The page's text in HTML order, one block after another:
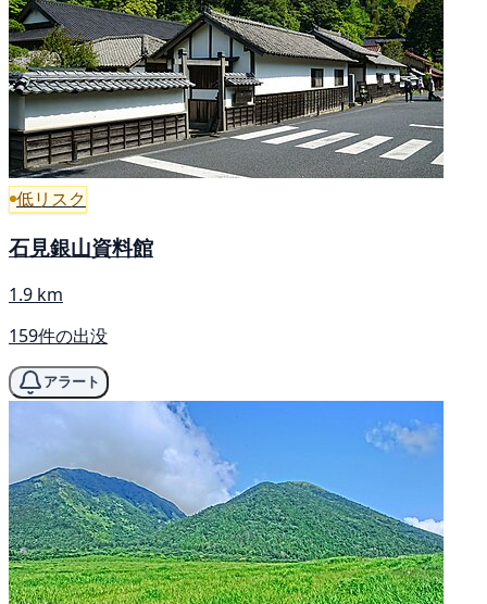
低リスク
石見銀山資料館
1.9 km
159件の出没
アラート